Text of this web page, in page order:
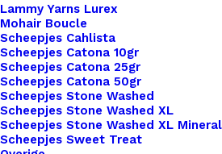
Lammy Yarns Lurex
Mohair Boucle
Scheepjes Cahlista
Scheepjes Catona 10gr
Scheepjes Catona 25gr
Scheepjes Catona 50gr
Scheepjes Stone Washed
Scheepjes Stone Washed XL
Scheepjes Stone Washed XL
Scheepjes Sweet Treat
1x Big Label Met Print En
Big
Label